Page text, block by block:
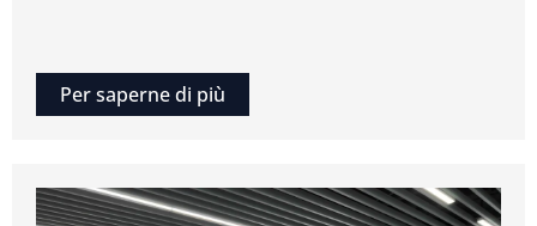
Per saperne di più